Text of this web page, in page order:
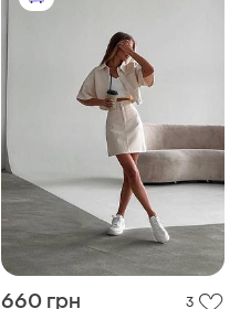
660 грн 3